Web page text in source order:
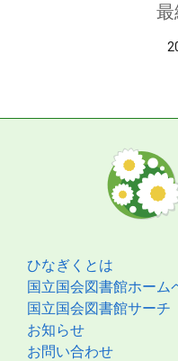
最
ひなぎくとは
国立国会図書館ホーム
国立国会図書館サーチ
お知らせ
お問い合わせ